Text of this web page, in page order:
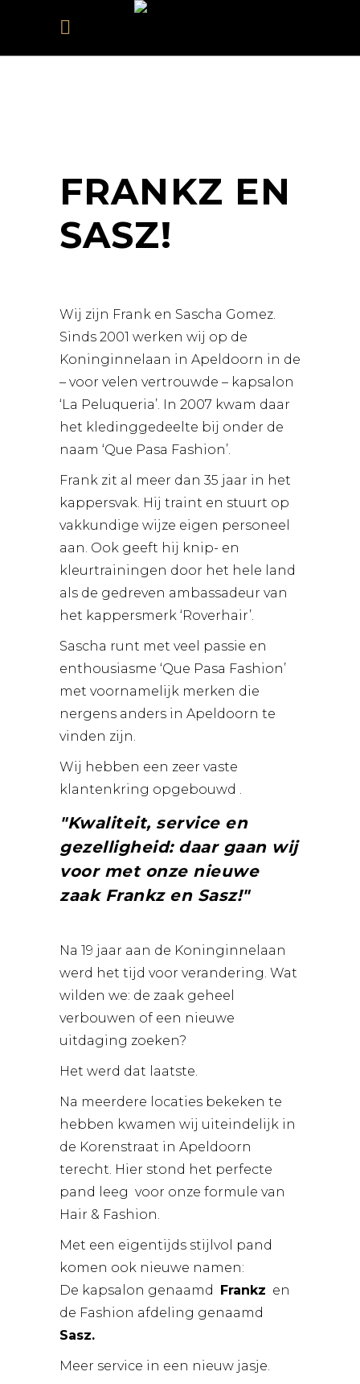
FRANKZ EN
SASZ!
Wij zijn Frank en Sascha Gomez.
Sinds 2001 werken wij op de
Koninginnelaan in Apeldoorn in de
– voor velen vertrouwde – kapsalon
‘La Peluqueria’. In 2007 kwam daar
het kledinggedeelte bij onder de
naam ‘Que Pasa Fashion’.
Frank zit al meer dan 35 jaar in het
kappersvak. Hij traint en stuurt op
vakkundige wijze eigen personeel
aan. Ook geeft hij knip- en
kleurtrainingen door het hele land
als de gedreven ambassadeur van
het kappersmerk ‘Roverhair’.
Sascha runt met veel passie en
enthousiasme ‘Que Pasa Fashion’
met voornamelijk merken die
nergens anders in Apeldoorn te
vinden zijn.
Wij hebben een zeer vaste
klantenkring opgebouwd .
Kwaliteit, service en
gezelligheid: daar gaan wij
voor met onze nieuwe
zaak Frankzen Sasz!
Na 19 jaar aan de Koninginnelaan
werd het tijd voor verandering. Wat
wilden we: de zaak geheel
verbouwen of een nieuwe
uitdaging zoeken?
Het werd dat laatste.
Na meerdere locaties bekeken te
hebben kwamen wij uiteindelijk in
de Korenstraat in Apeldoorn
terecht. Hier stond het perfecte
pand leeg voor onze formule van
Hair & Fashion.
Met een eigentijds stijlvol pand
komen ook nieuwe namen:
De kapsalon genaamd Frankz en
de Fashion afdeling genaamd
Sasz.
Meer service in een nieuw jasje.